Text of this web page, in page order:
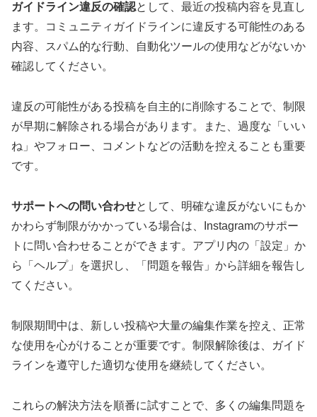
ガイドライン違反の確認として、最近の投稿内容を見直し
ます。コミュニティガイドラインに違反する可能性のある
内容、スパム的な行動、自動化ツールの使用などがないか
確認してください。
違反の可能性がある投稿を自主的に削除することで、制限
が早期に解除される場合があります。また、過度な「いい
ね」やフォロー、コメントなどの活動を控えることも重要
です。
サポートへの問い合わせとして、明確な違反がないにもか
かわらず制限がかかっている場合は、Instagramのサポー
トに問い合わせることができます。アプリ内の「設定」か
ら「ヘルプ」を選択し、「問題を報告」から詳細を報告し
てください。
制限期間中は、新しい投稿や大量の編集作業を控え、正常
な使用を心がけることが重要です。制限解除後は、ガイド
ラインを遵守した適切な使用を継続してください。
これらの解決方法を順番に試すことで、多くの編集問題を